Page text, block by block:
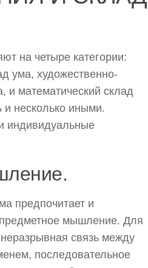
на четыре категории:
ума, художественно-
и математический склад
и несколько иными.
индивидуальные
предпочитает и
мышление. Для
связь между
последовательное